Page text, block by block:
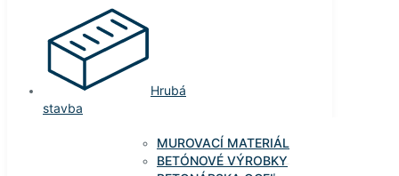
Hrubá
stavba
MUROVACÍ MATERIÁL
BETÓNOVÉ VÝROBKY